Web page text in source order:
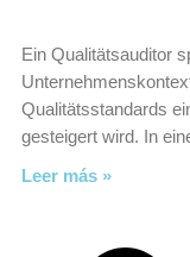
Ein Qualitätsauditor
Qualitätsstandards
gesteigert wird. In
Leer más »